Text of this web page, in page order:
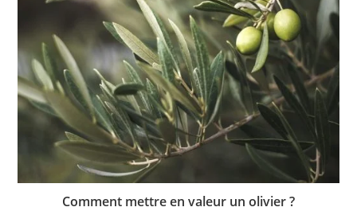
Comment mettre en valeur un olivier ?